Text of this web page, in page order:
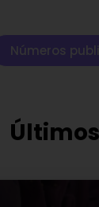
Números